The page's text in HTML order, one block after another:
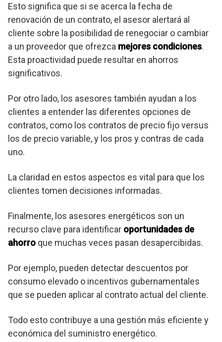
Esto significa que si se acerca la fecha de
renovación de un contrato, el asesor alertará al
cliente sobre la posibilidad de renegociar o cambiar
a un proveedor que ofrezca mejores condiciones.
Esta proactividad puede resultar en ahorros
significativos.
Por otro lado, los asesores también ayudan a los
clientes a entender las diferentes opciones de
contratos, como los contratos de precio fijo versus
los de precio variable, y los pros y contras de cada
uno.
La claridad en estos aspectos es vital para que los
clientes tomen decisiones informadas.
Finalmente, los asesores energéticos son un
recurso clave para identificar oportunidades de
ahorro que muchas veces pasan desapercibidas.
Por ejemplo, pueden detectar descuentos por
consumo elevado o incentivos gubernamentales
que se pueden aplicar al contrato actual del cliente.
Todo esto contribuye a una gestión más eficiente y
económica del suministro energético.